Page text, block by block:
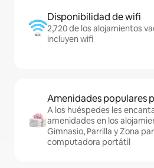
Disponibilidad de wifi
2,720 de los alojamientos
incluyen wifi
Amenidades populares
A los huéspedes les
amenidades en los
Gimnasio, Parrilla y Zona
computadora portátil